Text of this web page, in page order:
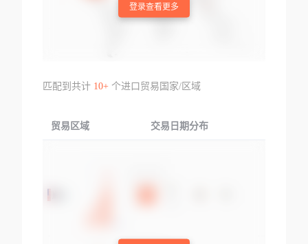
登录查看更多
匹配到共计 10+个进口贸易国家/区域
贸易区域 交易日期分布